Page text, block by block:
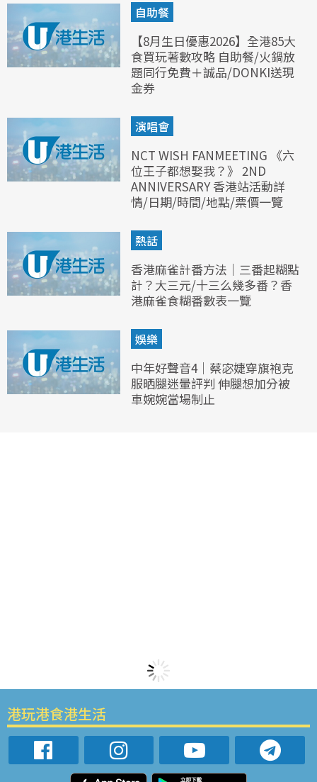
自助餐
【8月生日優惠2026】全港85大
食買玩著數攻略 自助餐/火鍋放
題同行免費＋誠品/DONKI送現
金券
演唱會
NCT WISH FANMEETING 《六
位王子都想娶我？》 2ND
ANNIVERSARY 香港站活動詳
情/日期/時間/地點/票價一覽
熱話
香港麻雀計番方法｜三番起糊點
計？大三元/十三么幾多番？香
港麻雀食糊番數表一覽
娛樂
中年好聲音4｜蔡宓婕穿旗袍克
服晒腿迷暈評判 伸腿想加分被
車婉婉當場制止
港玩港食港生活